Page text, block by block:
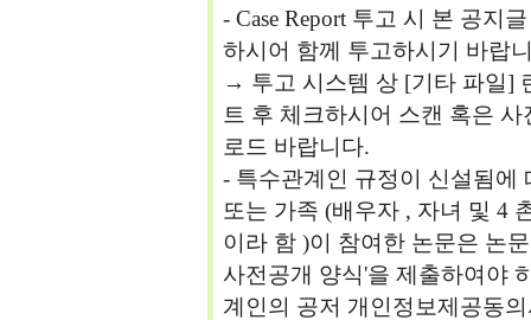
- Case Report 투고 시 본 공지
하시어 함께 투고하시기 바랍
→ 투고 시스템 상 [기타 파일]
트 후 체크하시어 스캔 혹은
로드 바랍니다.
- 특수관계인 규정이 신설됨에
또는 가족 (배우자 , 자녀 및 4
이라 함 )이 참여한 논문은 논
사전공개 양식'을 제출하여야
계인의 공저 개인정보제공동